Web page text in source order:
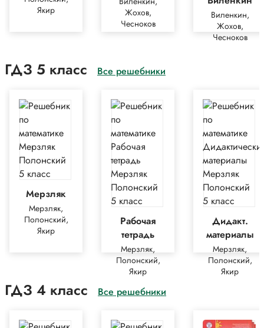
Якир
Жохов,
Чесноков
Виленкин,
Жохов,
Чесноков
ГДЗ 5 класс Все решебники
Мерзляк
Мерзляк,
Полонский,
Якир
Рабочая
тетрадь
Мерзляк,
Полонский,
Якир
Дидакт.
материалы
Мерзляк,
Полонский,
Якир
ГДЗ 4 класс Все решебники